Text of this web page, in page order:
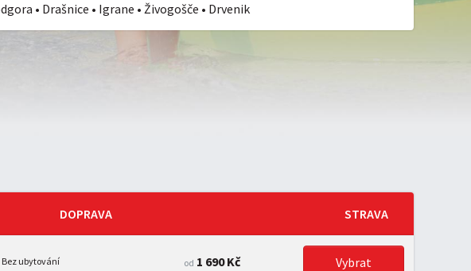
• Drašnice • Igrane • Živogošče • Drvenik
DOPRAVA STRAVA
Bez ubytování od 1 690 Kč Vybrat